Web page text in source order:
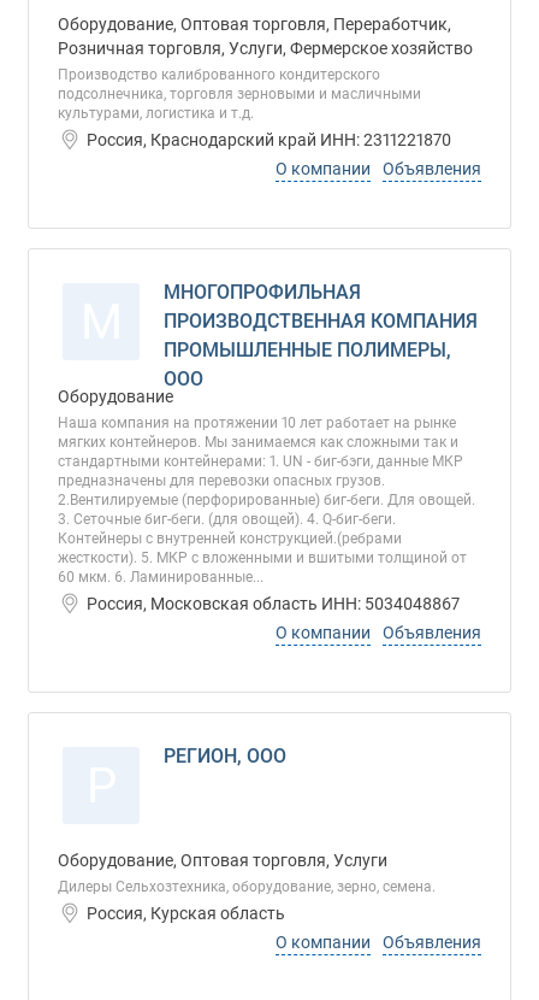
Оборудование, Оптовая торговля, Переработчик,
Розничная торговля, Услуги, Фермерское хозяйство
Производство калиброванного кондитерского
подсолнечника, торговля зерновыми и масличными
культурами, логистика и т.д.
Россия, Краснодарский край ИНН: 2311221870
О компании
Объявления
МНОГОПРОФИЛЬНАЯ
ПРОИЗВОДСТВЕННАЯ КОМПАНИЯ
ПРОМЫШЛЕННЫЕ ПОЛИМЕРЫ,
ООО
Оборудование
Наша компания на протяжении 10 лет работает на рынке
мягких контейнеров. Мы занимаемся как сложными так и
стандартными контейнерами: 1. UN - биг-бэги, данные МКР
предназначены для перевозки опасных грузов.
2.Вентилируемые (перфорированные) биг-беги. Для овощей.
3. Сеточные биг-беги. (для овощей). 4. Q-биг-беги.
Контейнеры с внутренней конструкцией.(ребрами
жесткости). 5. МКР с вложенными и вшитыми толщиной от
60 мкм. 6. Ламинированные...
Россия, Московская область ИНН: 5034048867
О компании
Объявления
РЕГИОН, ООО
Оборудование, Оптовая торговля, Услуги
Дилеры Сельхозтехника, оборудование, зерно, семена.
Россия, Курская область
О компании
Объявления